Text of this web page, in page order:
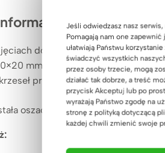
Jeśli odwiedzasz nasz
Pomagają nam one
ułatwiają Państwu
świadczyć wszystkich
przez osoby trzecie, mogą
działać tak dobrze, a treść
przycisk Akceptuj lub po
wyrażają Państwo zgodę na
stronę z polityką dotyczącą
każdej chwili zmienić swoje
dodatkowe akcesoria NIE są
mm pomalowane proszkowo
przy stole: 6**
oszacowana przy założeniu